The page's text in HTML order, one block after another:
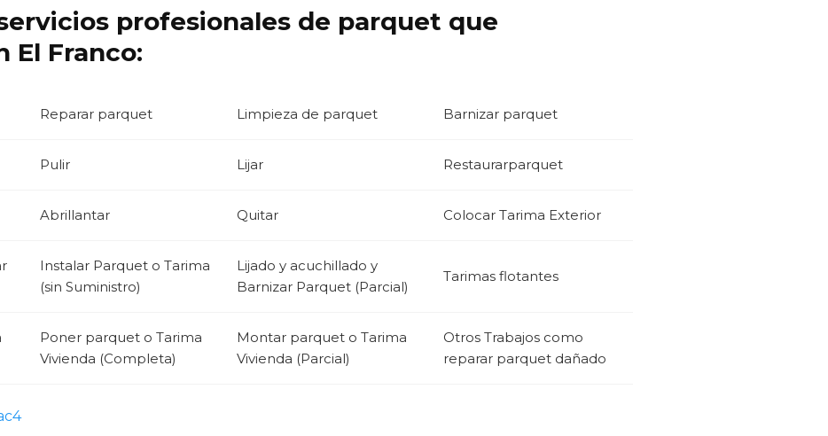
profesionales de parquet que
El Franco:
Reparar parquet Limpieza de parquet Barnizar parquet
Pulir Lijar Restaurarparquet
Abrillantar Quitar Colocar Tarima Exterior
Instalar Parquet o Tarima
(sin Suministro)
Lijado y acuchillado y
Barnizar Parquet (Parcial)
Tarimas flotantes
Poner parquet o Tarima
Vivienda (Completa)
Montar parquet o Tarima
Vivienda (Parcial)
Otros Trabajos como
reparar parquet dañado